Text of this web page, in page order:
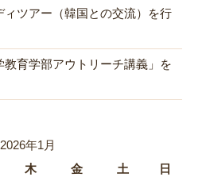
ツアー（韓国との交流）を行
育学部アウトリーチ講義」を
2026年1月
木 金 土 日